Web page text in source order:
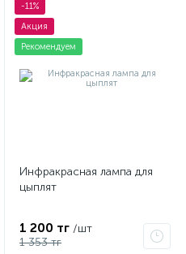
-11%
Акция
Рекомендуем
Инфракрасная лампа для
цыплят
1 200 тг /шт
1 353 тг